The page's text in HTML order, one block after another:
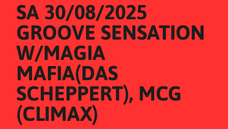
SA 30/08/2025
GROOVE SENSATION
W/MAGIA
MAFIA(DAS
SCHEPPERT), MCG
(CLIMAX)